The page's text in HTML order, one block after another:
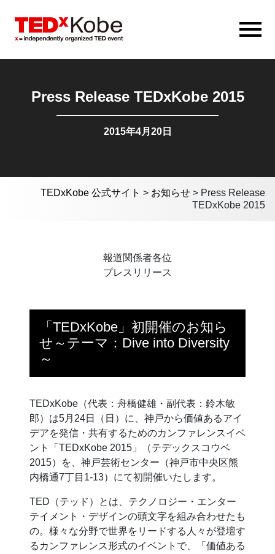
Press Release TEDxKobe 2015
2015年4月20日
TEDxKobe 公式サイト > お知らせ > Press Release
TEDxKobe 2015
報道関係者各位
プレスリリース
「TEDxKobe」初開催のお知ら
せ～テーマ：Dive into Diversity
～
TEDxKobe（代表：舟橋健雄・副代表：鈴木敏
郎）は5月24日（日）に、神戸から価値あるアイ
デアを発信・共有するためのカンファレンスイベ
ント「TEDxKobe 2015」（テデックスコウベ
2015）を、神戸芸術センター（神戸市中央区熊
内橋通7丁目1-13）にて初開催いたします。
TED（テッド）とは、テクノロジー・エンター
テイメント・デザインの頭文字を組み合わせたも
の。様々な分野で世界をリードする人々が登壇す
るカンファレンス形式のイベントで、「価値ある